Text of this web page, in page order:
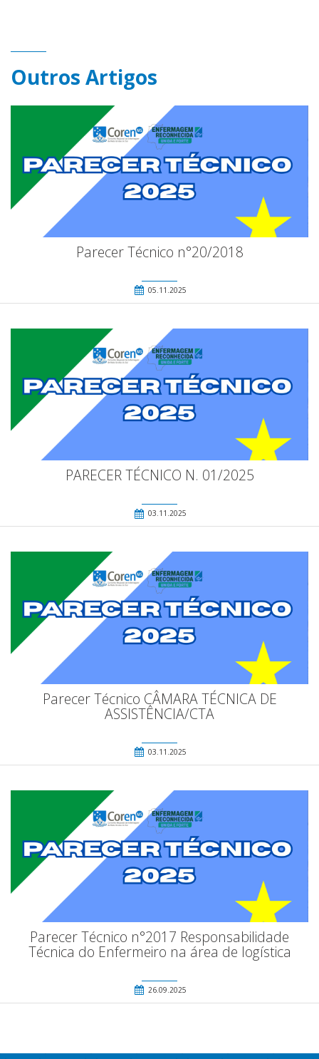
Outros Artigos
Parecer Técnico n°20/2018
05.11.2025
PARECER TÉCNICO N. 01/2025
03.11.2025
Parecer Técnico CÂMARA TÉCNICA DE
ASSISTÊNCIA/CTA
03.11.2025
Parecer Técnico n°2017 Responsabilidade
Técnica do Enfermeiro na área de logística
26.09.2025